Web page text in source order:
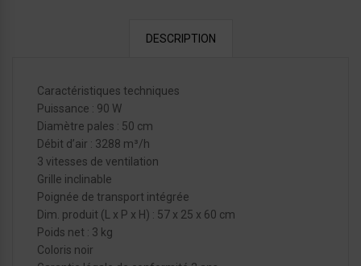
DESCRIPTION
Caractéristiques techniques
Puissance : 90 W
Diamètre pales : 50 cm
Débit d’air : 3288 m³/h
3 vitesses de ventilation
Grille inclinable
Poignée de transport intégrée
Dim. produit (L x P x H) : 57 x 25 x 60 cm
Poids net : 3 kg
Coloris noir